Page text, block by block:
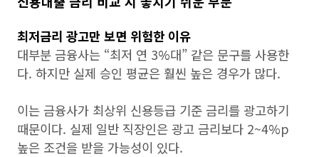
최저금리 광고만 보면 위험한 이유
대부분 금융사는 “최저 연 3%대” 같은 문구를 사용한
다. 하지만 실제 승인 평균은 훨씬 높은 경우가 많다.
이는 금융사가 최상위 신용등급 기준 금리를 광고하기
때문이다. 실제 일반 직장인은 광고 금리보다 2~4%p
높은 조건을 받을 가능성이 있다.